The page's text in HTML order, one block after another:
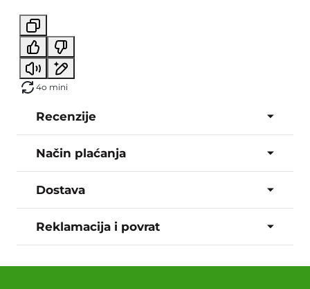
4o mini
Recenzije
Način plaćanja
Dostava
Reklamacija i povrat